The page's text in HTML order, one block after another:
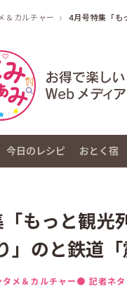
＆カルチャー 4月号特集「も
今日のレシピ おとく宿
もっと観光
」のと鉄道「
メ＆カルチャー● 記者ネタ